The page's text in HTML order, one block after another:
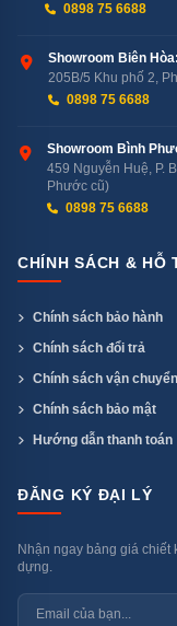
Máy rửa bát
Chức
động vệ
Chức năng Self
dụng nước nóng
khuẩn bên trong
0898 75 6688
Showroom Biên Hòa:
205B/5 Khu phố 2,
0898 75 6688
Showroom Bình
459 Nguyễn Huệ, P.
Phước cũ)
0898 75 6688
CHÍNH SÁCH & HỖ
Chính sách bảo hành
Chính sách đổi trả
Chính sách vận chuyển
Chính sách bảo mật
Hướng dẫn thanh toán
ĐĂNG KÝ ĐẠI LÝ
Nhận ngay bảng giá
dựng.